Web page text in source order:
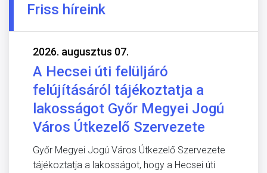
Friss híreink
2026. augusztus 07.
A Hecsei úti felüljáró
felújításáról tájékoztatja a
lakosságot Győr Megyei Jogú
Város Útkezelő Szervezete
Győr Megyei Jogú Város Útkezelő Szervezete
tájékoztatja a lakosságot, hogy a Hecsei úti